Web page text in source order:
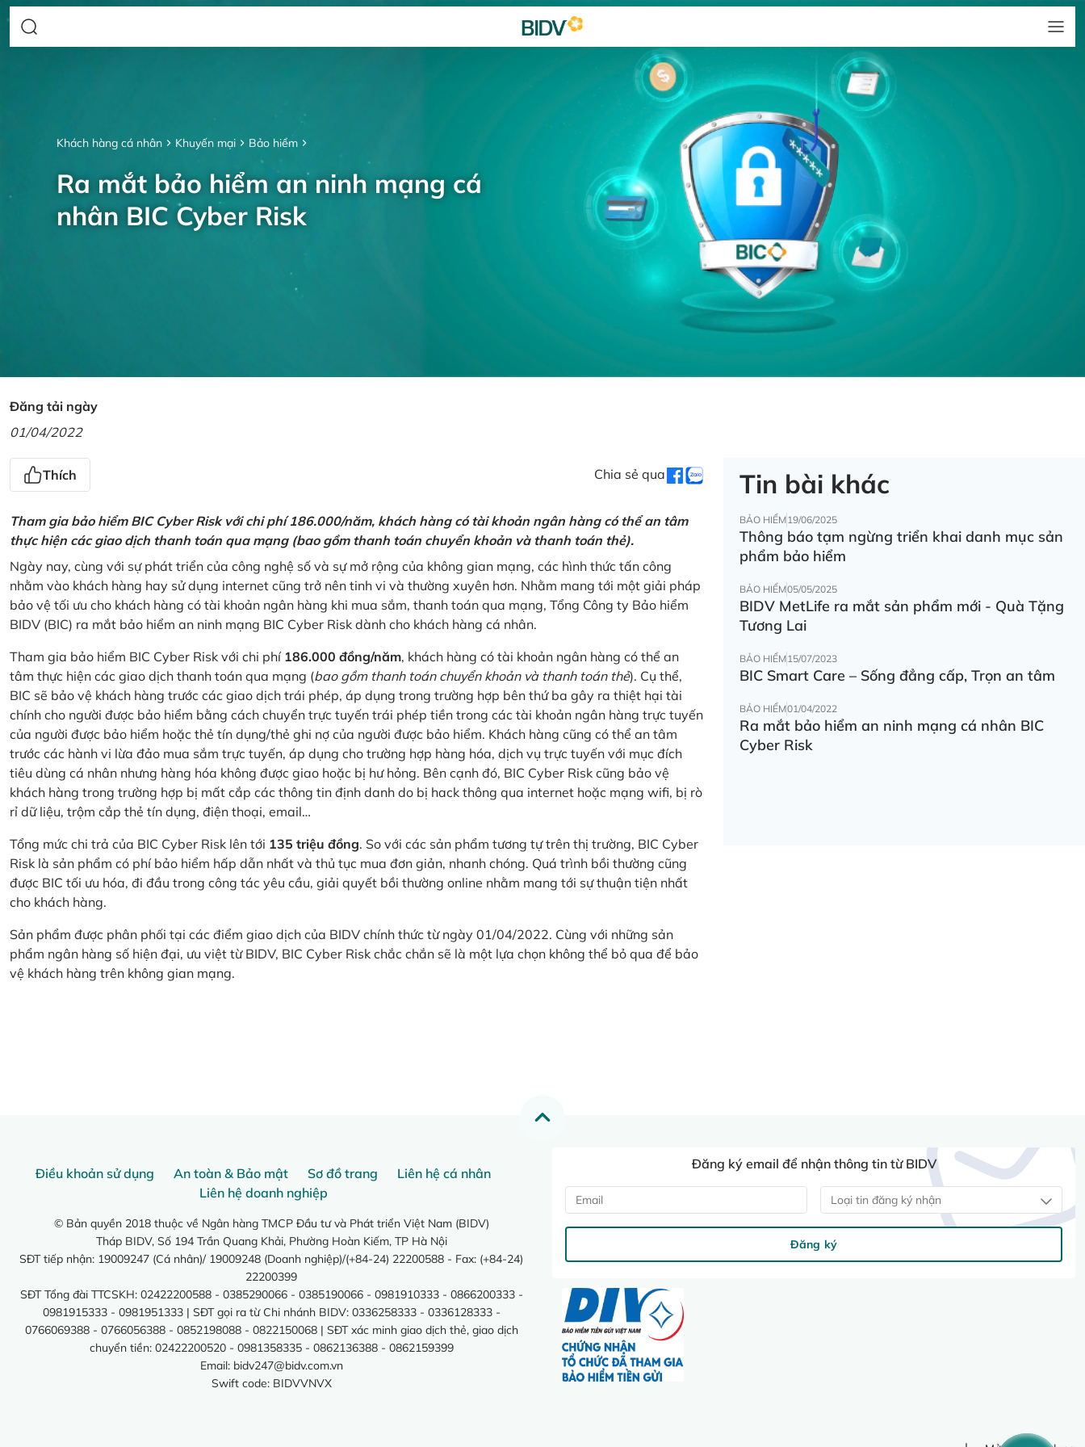
Khách hàng cá nhân Khuyến mại Bảo hiểm
Ra mắt bảo hiểm an ninh mạng cá
nhân BIC Cyber Risk
Đăng tải ngày
01/04/2022
Thích Chia sẻ qua
Tham gia bảo hiểm BIC Cyber Risk với chi phí 186.000/năm, khách hàng có tài khoản ngân hàng có thể an tâm
thực hiện các giao dịch thanh toán qua mạng (bao gồm thanh toán chuyển khoản và thanh toán thẻ).
Ngày nay, cùng với sự phát triển của công nghệ số và sự mở rộng của không gian mạng, các hình thức tấn công
nhằm vào khách hàng hay sử dụng internet cũng trở nên tinh vi và thường xuyên hơn. Nhằm mang tới một giải pháp
bảo vệ tối ưu cho khách hàng có tài khoản ngân hàng khi mua sắm, thanh toán qua mạng, Tổng Công ty Bảo hiểm
BIDV (BIC) ra mắt bảo hiểm an ninh mạng BIC Cyber Risk dành cho khách hàng cá nhân.
Tham gia bảo hiểm BIC Cyber Risk với chi phí 186.000 đồng/năm, khách hàng có tài khoản ngân hàng có thể an
tâm thực hiện các giao dịch thanh toán qua mạng (bao gồm thanh toán chuyển khoản và thanh toán thẻ). Cụ thể,
BIC sẽ bảo vệ khách hàng trước các giao dịch trái phép, áp dụng trong trường hợp bên thứ ba gây ra thiệt hại tài
chính cho người được bảo hiểm bằng cách chuyển trực tuyến trái phép tiền trong các tài khoản ngân hàng trực tuyến
của người được bảo hiểm hoặc thẻ tín dụng/thẻ ghi nợ của người được bảo hiểm. Khách hàng cũng có thể an tâm
trước các hành vi lừa đảo mua sắm trực tuyến, áp dụng cho trường hợp hàng hóa, dịch vụ trực tuyến với mục đích
tiêu dùng cá nhân nhưng hàng hóa không được giao hoặc bị hư hỏng. Bên cạnh đó, BIC Cyber Risk cũng bảo vệ
khách hàng trong trường hợp bị mất cắp các thông tin định danh do bị hack thông qua internet hoặc mạng wifi, bị rò
rỉ dữ liệu, trộm cắp thẻ tín dụng, điện thoại, email…
Tổng mức chi trả của BIC Cyber Risk lên tới 135 triệu đồng. So với các sản phẩm tương tự trên thị trường, BIC Cyber
Risk là sản phẩm có phí bảo hiểm hấp dẫn nhất và thủ tục mua đơn giản, nhanh chóng. Quá trình bồi thường cũng
được BIC tối ưu hóa, đi đầu trong công tác yêu cầu, giải quyết bồi thường online nhằm mang tới sự thuận tiện nhất
cho khách hàng.
Sản phẩm được phân phối tại các điểm giao dịch của BIDV chính thức từ ngày 01/04/2022. Cùng với những sản
phẩm ngân hàng số hiện đại, ưu việt từ BIDV, BIC Cyber Risk chắc chắn sẽ là một lựa chọn không thể bỏ qua để bảo
vệ khách hàng trên không gian mạng.
Tin bài khác
BẢO HIỂM19/06/2025
Thông báo tạm ngừng triển khai danh mục sản
phẩm bảo hiểm
BẢO HIỂM05/05/2025
BIDV MetLife ra mắt sản phẩm mới - Quà Tặng
Tương Lai
BẢO HIỂM15/07/2023
BIC Smart Care – Sống đẳng cấp, Trọn an tâm
BẢO HIỂM01/04/2022
Ra mắt bảo hiểm an ninh mạng cá nhân BIC
Cyber Risk
Điều khoản sử dụng An toàn & Bảo mật Sơ đồ trang
Liên hệ cá nhân
Liên hệ doanh nghiệp
© Bản quyền 2018 thuộc về Ngân hàng TMCP Đầu tư và Phát triển Việt Nam (BIDV)
Tháp BIDV, Số 194 Trần Quang Khải, Phường Hoàn Kiếm, TP Hà Nội
SĐT tiếp nhận: 19009247 (Cá nhân)/ 19009248 (Doanh nghiệp)/(+84-24) 22200588 - Fax: (+84-24)
22200399
SĐT Tổng đài TTCSKH: 02422200588 - 0385290066 - 0385190066 - 0981910333 - 0866200333 -
0981915333 - 0981951333 | SĐT gọi ra từ Chi nhánh BIDV: 0336258333 - 0336128333 -
0766069388 - 0766056388 - 0852198088 - 0822150068 | SĐT xác minh giao dịch thẻ, giao dịch
chuyển tiền: 02422200520 - 0981358335 - 0862136388 - 0862159399
Email: bidv247@bidv.com.vn
Swift code: BIDVVNVX
Đăng ký email để nhận thông tin từ BIDV
Loại tin đăng ký nhận
Đăng ký